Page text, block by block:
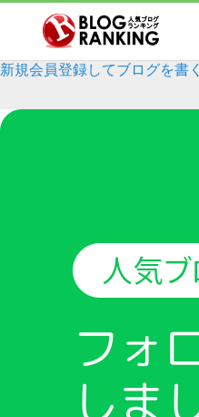
新規会員登録してブログを書く